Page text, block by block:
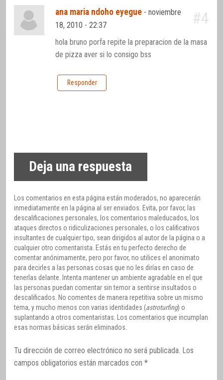
ana maria ndoho eyegue -noviembre
18, 2010 - 22:37
#4
hola bruno porfa repite la preparacion de la masa
de pizza aver si lo consigo bss
Responder
Deja una respuesta
Los comentarios en esta página están moderados, no aparecerán
inmediatamente en la página al ser enviados. Evita, por favor, las
descalificaciones personales, los comentarios maleducados, los
ataques directos o ridiculizaciones personales, o los calificativos
insultantes de cualquier tipo, sean dirigidos al autor de la página o a
cualquier otro comentarista. Estás en tu perfecto derecho de
comentar anónimamente, pero por favor, no utilices el anonimato
para decirles a las personas cosas que no les dirías en caso de
tenerlas delante. Intenta mantener un ambiente agradable en el que
las personas puedan comentar sin temor a sentirse insultados o
descalificados. No comentes de manera repetitiva sobre un mismo
tema, y mucho menos con varias identidades (astroturfing) o
suplantando a otros comentaristas. Los comentarios que incumplan
esas normas básicas serán eliminados.
Tu dirección de correo electrónico no será publicada. Los
campos obligatorios están marcados con *